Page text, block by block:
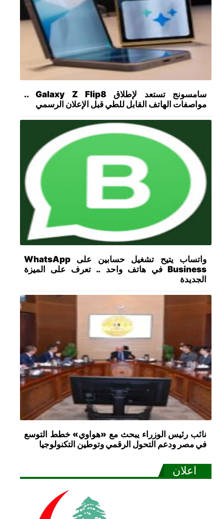
سامسونج تستعد لإطلاق Galaxy Z Flip8 ..
مواصفات الهاتف القابل للطي قبل الإعلان الرسمي
واتساب يتيح تشغيل حسابين على WhatsApp
Business في هاتف واحد .. تعرف على الميزة
الجديدة
نائب رئيس الوزراء يبحث مع «هواوي» خطط التوسع
في مصر ودعم التحول الرقمي وتوطين التكنولوجيا
اعلان